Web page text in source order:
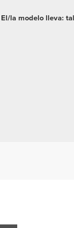
la modelo lleva: